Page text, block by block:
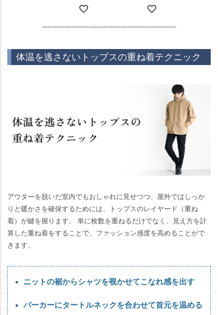
-------------------------------------------------------
体温を逃さないトップスの重ね着テクニック
アウターを脱いだ室内でもおしゃれに見せつつ、屋外ではしっか
りと暖かさを確保するためには、トップスのレイヤード（重ね
着）が鍵を握ります。 単に枚数を重ねるだけでなく、見え方を計
算した重ね着をすることで、ファッション感度を高めることがで
きます。
ニットの裾からシャツを覗かせてこなれ感を出す
パーカーにタートルネックを合わせて首元を温める